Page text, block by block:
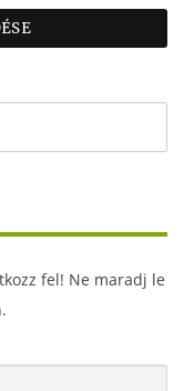
fel! Ne maradj le